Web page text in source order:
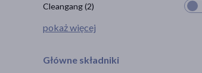
Cleangang(2)
pokaż więcej
Główne składniki